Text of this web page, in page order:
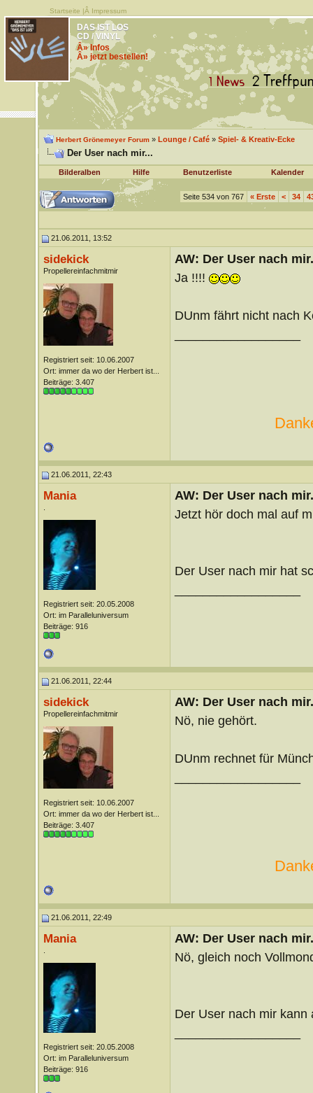
Startseite |Â Impressum
DAS IST LOS
CD / VINYL
Â» Infos
Â» jetzt bestellen!
Herbert Grönemeyer Forum» Lounge / Café» Spiel- & Kreativ-Ecke
Der User nach mir...
Bilderalben Hilfe Benutzerliste Kalender
Seite 534 von 767 «Erste < 34
21.06.2011, 13:52
sidekick
Propellereinfachmitmir
Registriert seit: 10.06.2007
Ort: immer da wo der Herbert ist...
Beiträge: 3.407
AW: Der User nach
Ja !!!!
DUnm fährt nicht nach
21.06.2011, 22:43
Mania
Registriert seit: 20.05.2008
Ort: im Paralleluniversum
Beiträge: 916
AW: Der User nach
Jetzt hör doch mal auf
Der User nach mir hat
21.06.2011, 22:44
sidekick
Propellereinfachmitmir
Registriert seit: 10.06.2007
Ort: immer da wo der Herbert ist...
Beiträge: 3.407
AW: Der User nach
Nö, nie gehört.
DUnm rechnet für
21.06.2011, 22:49
Mania
Registriert seit: 20.05.2008
Ort: im Paralleluniversum
Beiträge: 916
AW: Der User nach
Nö, gleich noch
Der User nach mir